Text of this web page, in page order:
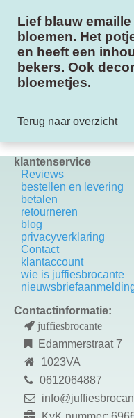
Lief blauw
bloemen. Het
en heeft een
bekers. Ook
bloemetjes.
Terug naar overzicht
klantenservice
Reviews
bestellen en levering
betalen
retourneren
blog
privacyverklaring
Contact
k lantaccount
wie is juffiesbrocante
Contactinformatie:
juffiesbrocante
Edammerstraat 7
1023VA
0612064887